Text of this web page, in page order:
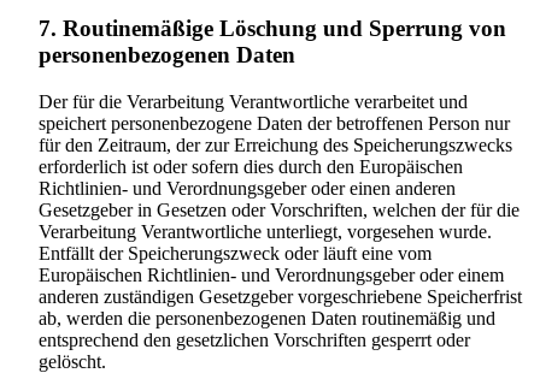
7. Routinemäßige Löschung und Sperrung von
personenbezogenen Daten
Der für die Verarbeitung Verantwortliche verarbeitet und
speichert personenbezogene Daten der betroffenen Person nur
für den Zeitraum, der zur Erreichung des Speicherungszwecks
erforderlich ist oder sofern dies durch den Europäischen
Richtlinien- und Verordnungsgeber oder einen anderen
Gesetzgeber in Gesetzen oder Vorschriften, welchen der für die
Verarbeitung Verantwortliche unterliegt, vorgesehen wurde.
Entfällt der Speicherungszweck oder läuft eine vom
Europäischen Richtlinien- und Verordnungsgeber oder einem
anderen zuständigen Gesetzgeber vorgeschriebene Speicherfrist
ab, werden die personenbezogenen Daten routinemäßig und
entsprechend den gesetzlichen Vorschriften gesperrt oder
gelöscht.